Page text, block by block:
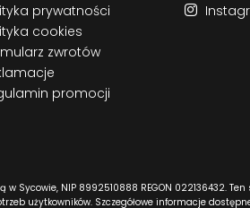
prywatności
cookies
zwrotów
promocji
Sycowie, NIP 8992510888 REGON 022136432.
użytkowników. Szczegółowe informacje